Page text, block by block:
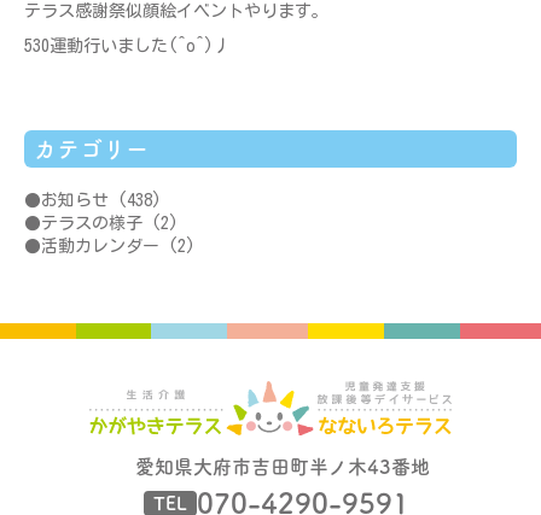
テラス感謝祭似顔絵イベントやります。
530運動行いました(^o^)丿
カテゴリー
お知らせ (438)
テラスの様子 (2)
活動カレンダー (2)
愛知県大府市吉田町半ノ木43番地
TEL 070-4290-9591